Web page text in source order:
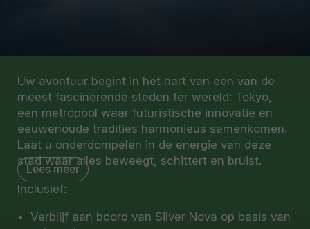
Uw avontuur begint in het hart van een van de
meest fascinerende steden ter wereld: Tokyo,
een metropool waar futuristische innovatie en
eeuwenoude tradities harmonieus samenkomen.
Laat u onderdompelen in de energie van deze
stad waar alles beweegt, schittert en bruist.
Vanaf het moment dat u aankomt, wacht er een
van het uitzicht over deze immense stad vanaf
Lees meer
Inclusief:
Verblijf aan boord van Silver Nova op basis van